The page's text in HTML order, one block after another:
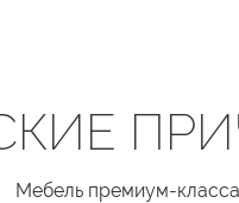
Мебель премиум-класса